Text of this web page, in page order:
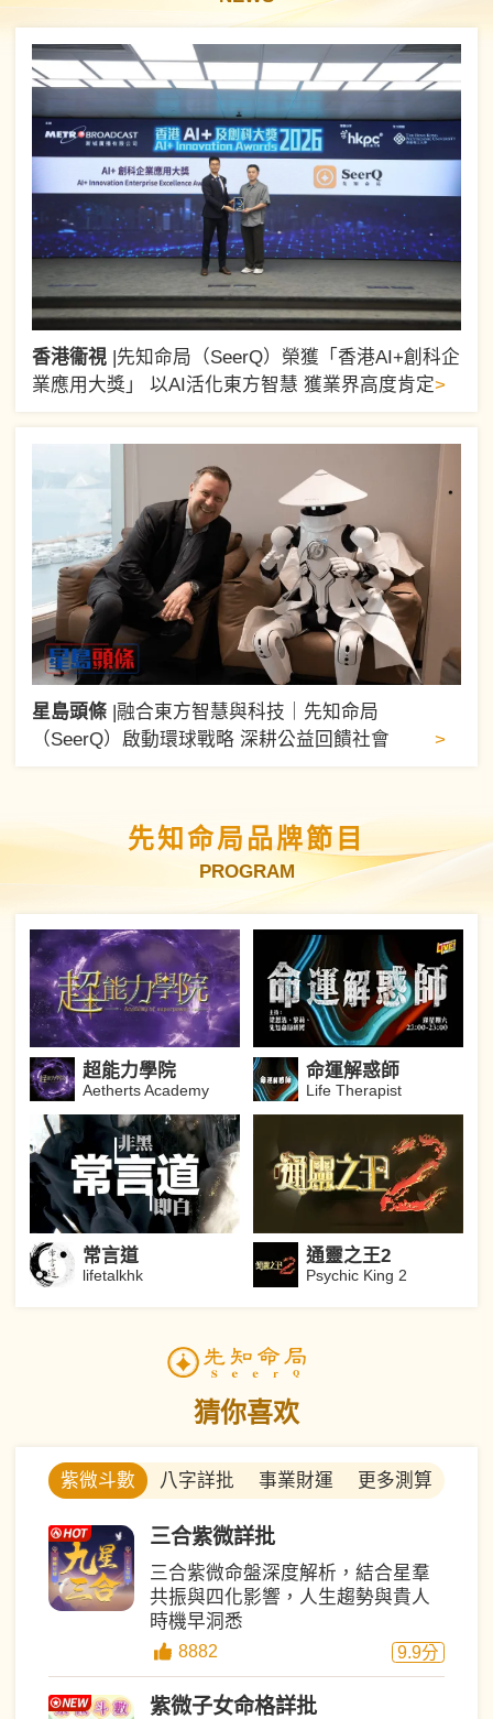
香港衞視| 先知命局（SeerQ）榮獲「香港AI+創科企
業應用大獎」 以AI活化東方智慧 獲業界高度肯定>
星島頭條|融合東方智慧與科技｜先知命局
（SeerQ）啟動環球戰略 深耕公益回饋社會
>
先知命局品牌節目
PROGRAM
超能力學院
Aetherts Academy
命運解惑師
Life Therapist
常言道
lifetalkhk
通靈之王2
Psychic King 2
猜你喜欢
紫微斗數 八字詳批 事業財運 更多測算
三合紫微詳批
三合紫微命盤深度解析，結合星羣
共振與四化影響，人生趨勢與貴人
時機早洞悉
8882 9.9分
紫微子女命格詳批